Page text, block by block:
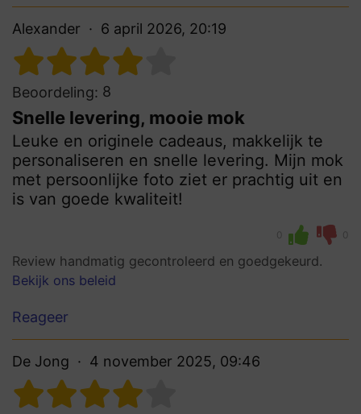
Alexander 6 april 2026, 20:19
Beoordeling: 8
Snelle levering, mooie mok
Leuke en originele cadeaus, makkelijk te
personaliseren en snelle levering. Mijn mok
met persoonlijke foto ziet er prachtig uit en
is van goede kwaliteit!
0 0
Review handmatig gecontroleerd en goedgekeurd.
Bekijk ons beleid
Reageer
De Jong 4 november 2025, 09:46